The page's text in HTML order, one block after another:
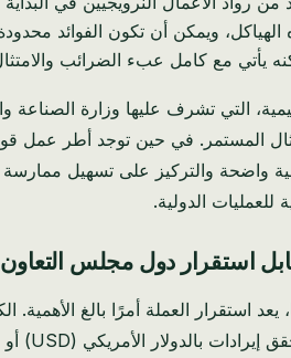
الهياكل، ويمكن أن تكون الفوائد
واضحة والتركيز على تسهيل
للعمليات الدولية.
استقرار دول مجلس